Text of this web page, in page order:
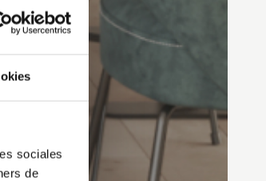
sociales
de